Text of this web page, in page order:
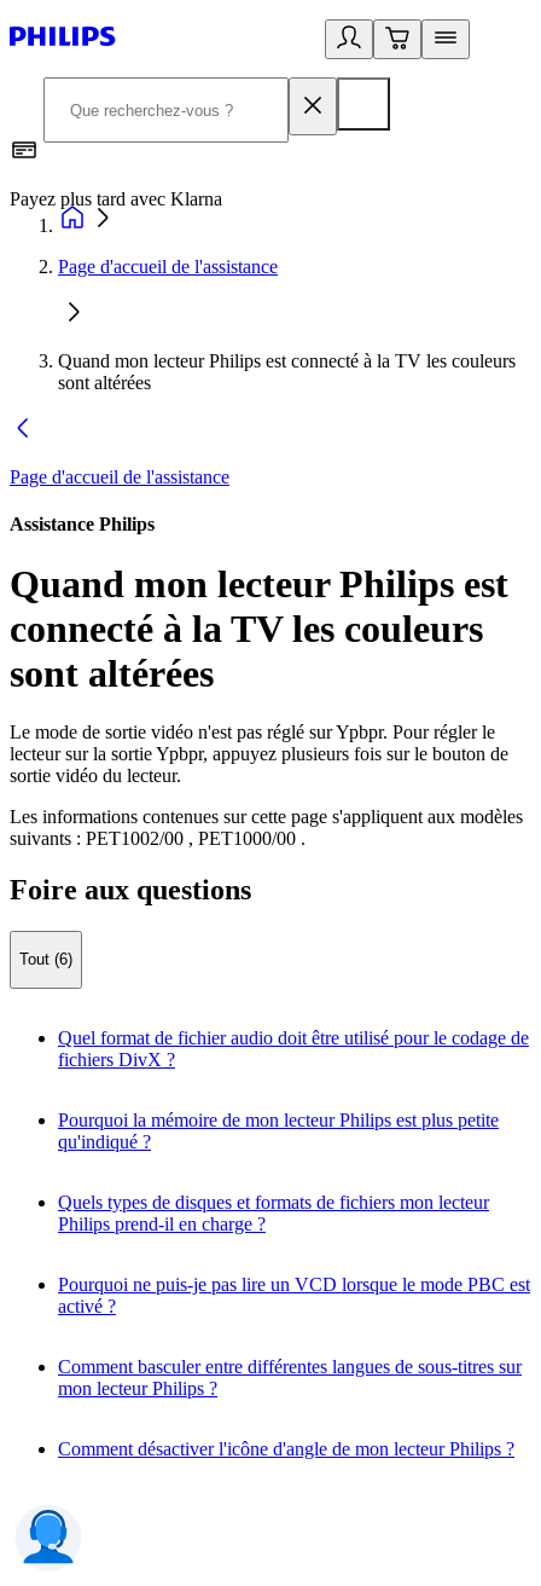
Payez plus tard avec Klarna
Page d'accueil de l'assistance
Quand mon lecteur Philips est connecté à la TV les couleurs
sont altérées
Page d'accueil de l'assistance
Assistance Philips
Quand mon lecteur Philips est
connecté à la TV les couleurs
sont altérées
Le mode de sortie vidéo n'est pas réglé sur Ypbpr. Pour régler le
lecteur sur la sortie Ypbpr, appuyez plusieurs fois sur le bouton de
sortie vidéo du lecteur.
Les informations contenues sur cette page s'appliquent aux modèles
suivants : PET1002/00 , PET1000/00 .
Foire aux questions
Tout (6)
Quel format de fichier audio doit être utilisé pour le codage de
fichiers DivX ?
Pourquoi la mémoire de mon lecteur Philips est plus petite
qu'indiqué ?
Quels types de disques et formats de fichiers mon lecteur
Philips prend-il en charge ?
Pourquoi ne puis-je pas lire un VCD lorsque le mode PBC est
activé ?
Comment basculer entre différentes langues de sous-titres sur
mon lecteur Philips ?
Comment désactiver l'icône d'angle de mon lecteur Philips ?